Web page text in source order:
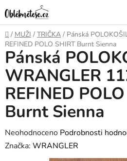
na
obsah
Domů
/ MUŽI / TRIČKA / Pánská
REFINED POLO SHIRT Burnt Sienna
Pánská
WRANGLER
REFINED
Burnt Sienna
Průměrné
hodnocení
Neohodnoceno Podrobnosti
Značka: WRANGLER